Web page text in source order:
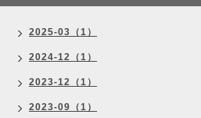
2025-03（1）
2024-12（1）
2023-12（1）
2023-09（1）